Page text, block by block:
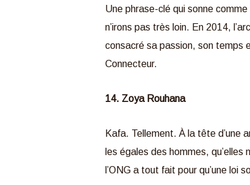
Une phrase-clé qui sonne
n’irons pas très loin. En 2014,
consacré sa passion, son temps
Connecteur.
14. Zoya Rouhana
Kafa. Tellement. À la tête d’une
les égales des hommes,
l’ONG a tout fait pour qu’une